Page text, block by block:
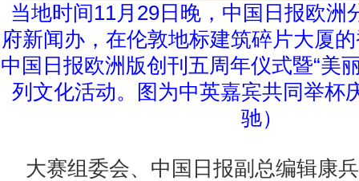
当地时间11月29日晚，中国日报欧洲
府新闻办，在伦敦地标建筑碎片大厦
中国日报欧洲版创刊五周年仪式暨“美
列文化活动。图为中英嘉宾共同举杯
驰）
大赛组委会、中国日报副总编辑康